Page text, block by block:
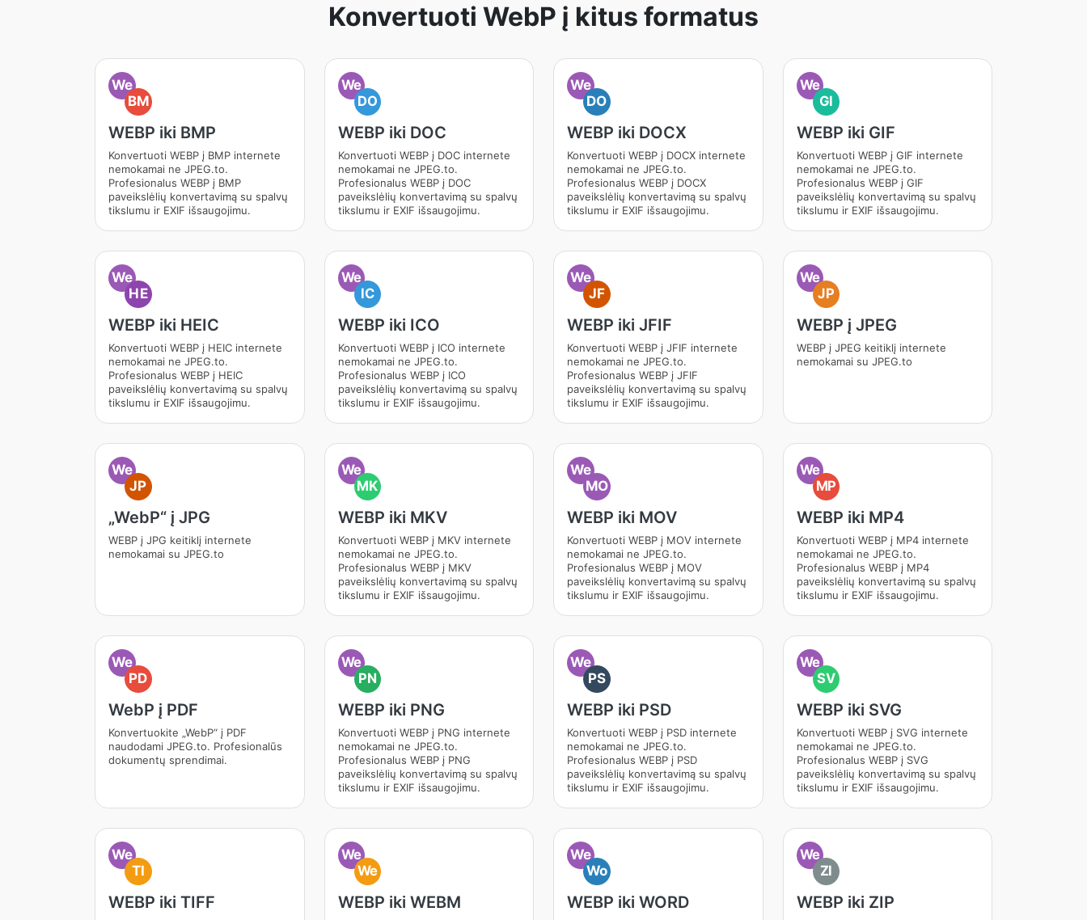
Konvertuoti WebP į kitus formatus
We
BM
WEBP iki BMP
Konvertuoti WEBP į BMP internete
nemokamai ne JPEG.to.
Profesionalus WEBP į BMP
paveikslėlių konvertavimą su spalvų
tikslumu ir EXIF išsaugojimu.
We
DO
WEBP iki DOC
Konvertuoti WEBP į DOC internete
nemokamai ne JPEG.to.
Profesionalus WEBP į DOC
paveikslėlių konvertavimą su spalvų
tikslumu ir EXIF išsaugojimu.
We
DO
WEBP iki DOCX
Konvertuoti WEBP į DOCX internete
nemokamai ne JPEG.to.
Profesionalus WEBP į DOCX
paveikslėlių konvertavimą su spalvų
tikslumu ir EXIF išsaugojimu.
We
GI
WEBP iki GIF
Konvertuoti WEBP į GIF internete
nemokamai ne JPEG.to.
Profesionalus WEBP į GIF
paveikslėlių konvertavimą su spalvų
tikslumu ir EXIF išsaugojimu.
We
HE
WEBP iki HEIC
Konvertuoti WEBP į HEIC internete
nemokamai ne JPEG.to.
Profesionalus WEBP į HEIC
paveikslėlių konvertavimą su spalvų
tikslumu ir EXIF išsaugojimu.
We
IC
WEBP iki ICO
Konvertuoti WEBP į ICO internete
nemokamai ne JPEG.to.
Profesionalus WEBP į ICO
paveikslėlių konvertavimą su spalvų
tikslumu ir EXIF išsaugojimu.
We
JF
WEBP iki JFIF
Konvertuoti WEBP į JFIF internete
nemokamai ne JPEG.to.
Profesionalus WEBP į JFIF
paveikslėlių konvertavimą su spalvų
tikslumu ir EXIF išsaugojimu.
We
JP
WEBP į JPEG
WEBP į JPEG keitiklį internete
nemokamai su JPEG.to
We
JP
„WebP“ į JPG
WEBP į JPG keitiklį internete
nemokamai su JPEG.to
We
MK
WEBP iki MKV
Konvertuoti WEBP į MKV internete
nemokamai ne JPEG.to.
Profesionalus WEBP į MKV
paveikslėlių konvertavimą su spalvų
tikslumu ir EXIF išsaugojimu.
We
MO
WEBP iki MOV
Konvertuoti WEBP į MOV internete
nemokamai ne JPEG.to.
Profesionalus WEBP į MOV
paveikslėlių konvertavimą su spalvų
tikslumu ir EXIF išsaugojimu.
We
MP
WEBP iki MP4
Konvertuoti WEBP į MP4 internete
nemokamai ne JPEG.to.
Profesionalus WEBP į MP4
paveikslėlių konvertavimą su spalvų
tikslumu ir EXIF išsaugojimu.
We
PD
WebP į PDF
Konvertuokite „WebP“ į PDF
naudodami JPEG.to. Profesionalūs
dokumentų sprendimai.
We
PN
WEBP iki PNG
Konvertuoti WEBP į PNG internete
nemokamai ne JPEG.to.
Profesionalus WEBP į PNG
paveikslėlių konvertavimą su spalvų
tikslumu ir EXIF išsaugojimu.
We
PS
WEBP iki PSD
Konvertuoti WEBP į PSD internete
nemokamai ne JPEG.to.
Profesionalus WEBP į PSD
paveikslėlių konvertavimą su spalvų
tikslumu ir EXIF išsaugojimu.
We
SV
WEBP iki SVG
Konvertuoti WEBP į SVG internete
nemokamai ne JPEG.to.
Profesionalus WEBP į SVG
paveikslėlių konvertavimą su spalvų
tikslumu ir EXIF išsaugojimu.
We
TI
WEBP iki TIFF
We
We
WEBP iki WEBM
We
Wo
WEBP iki WORD
We
ZI
WEBP iki ZIP